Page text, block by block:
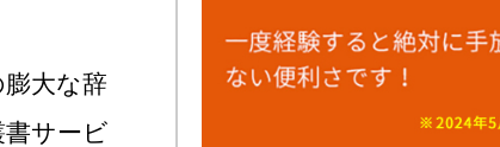
大な辞
サービ